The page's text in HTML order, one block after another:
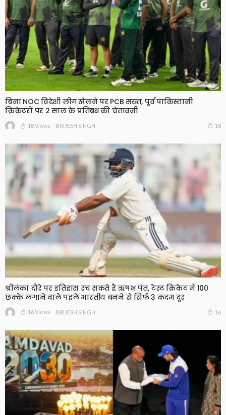
बिना NOC विदेशी लीग खेलने पर PCB सख्त, पूर्व पाकिस्तानी
क्रिकेटरों पर 2 साल के प्रतिबंध की चेतावनी
18 Views BRIJESH SINGH 18
श्रीलंका दौरे पर इतिहास रच सकते हैं ऋषभ पंत, टेस्ट क्रिकेट में 100
छक्के लगाने वाले पहले भारतीय बनने से सिर्फ 3 कदम दूर
16 Views BRIJESH SINGH 16